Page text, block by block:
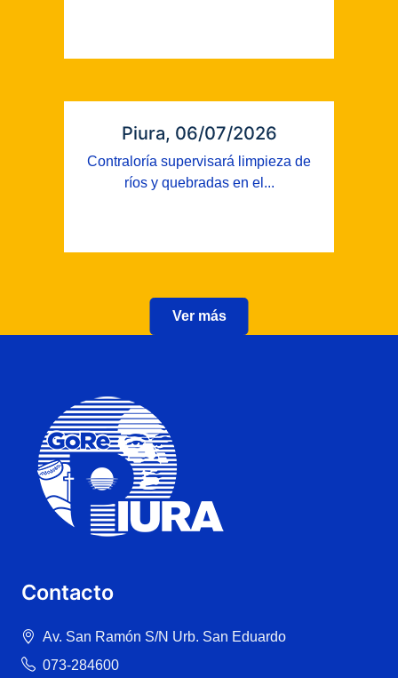
Piura, 06/07/2026
Contraloría supervisará limpieza de
ríos y quebradas en el...
Ver más
Contacto
Av. San Ramón S/N Urb. San Eduardo
073-284600